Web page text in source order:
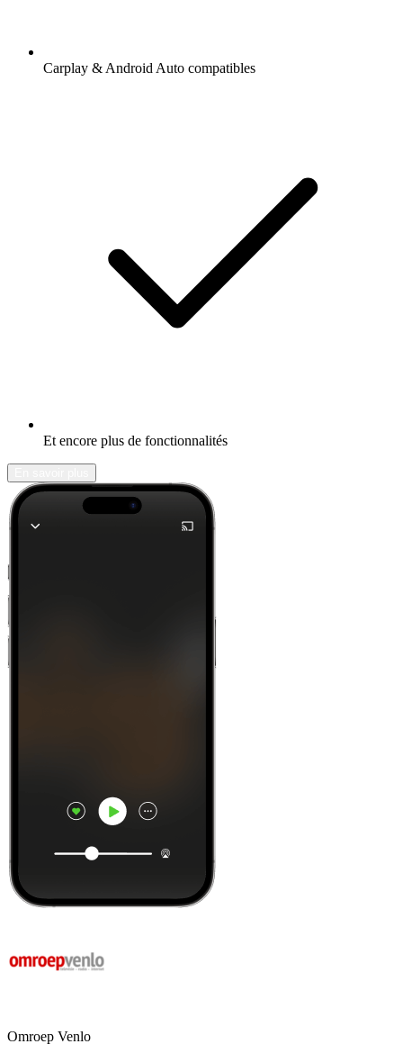
Carplay & Android Auto compatibles
Et encore plus de fonctionnalités
Omroep Venlo